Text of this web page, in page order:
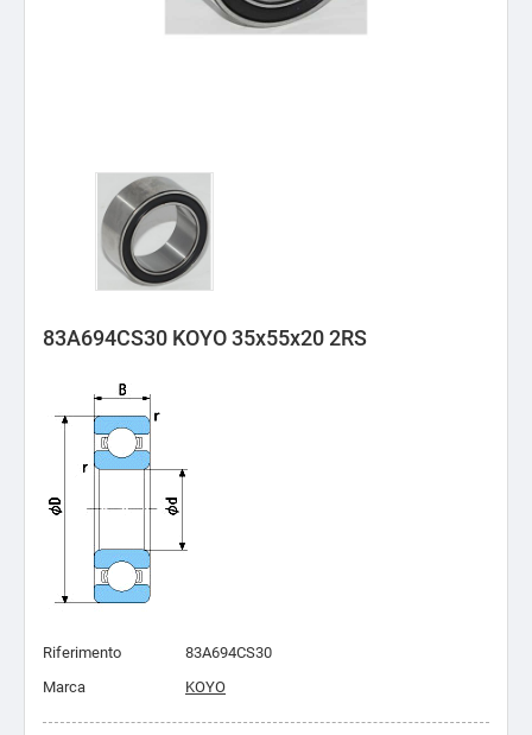
83A694CS30 KOYO 35x55x20 2RS
Riferimento
83A694CS30
Marca
KOYO